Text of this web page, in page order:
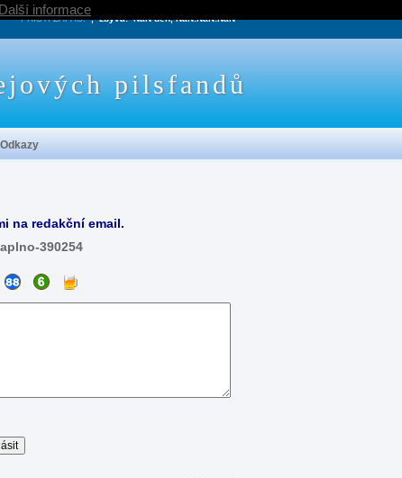
na redakční email.
390254
PRÍŠTÍ ZÁPAS:, zbývá:NaN den, NaN:NaN:NaN
pilsfandů
Odkazy
Další informace